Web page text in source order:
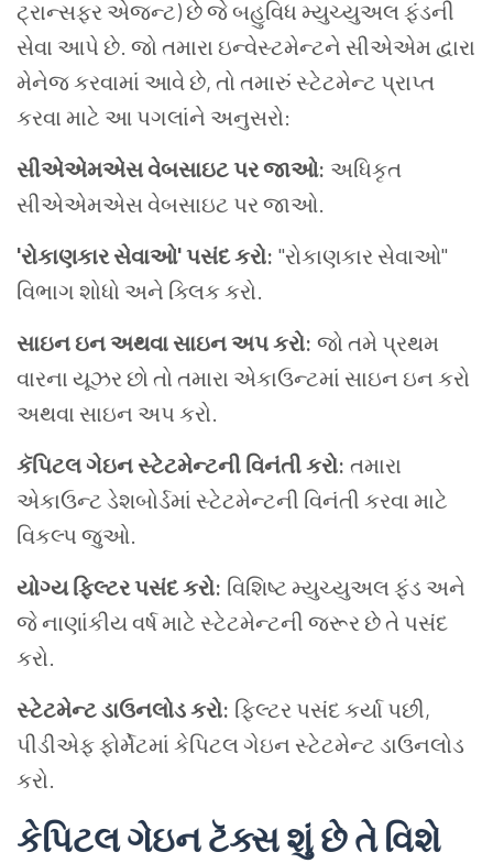
ટ્રાન્સફર એજન્ટ) છે જે બહુવિધ મ્યુચ્યુઅલ ફંડની
સેવા આપે છે. જો તમારા ઇન્વેસ્ટમેન્ટને સીએએમ દ્વારા
મેનેજ કરવામાં આવે છે, તો તમારું સ્ટેટમેન્ટ પ્રાપ્ત
કરવા માટે આ પગલાંને અનુસરો:
સીએએમએસ વેબસાઇટ પર જાઓ: અધિકૃત
સીએએમએસ વેબસાઇટ પર જાઓ.
'રોકાણકાર સેવાઓ' પસંદ કરો: "રોકાણકાર સેવાઓ"
વિભાગ શોધો અને ક્લિક કરો.
સાઇન ઇન અથવા સાઇન અપ કરો: જો તમે પ્રથમ
વારના યૂઝર છો તો તમારા એકાઉન્ટમાં સાઇન ઇન કરો
અથવા સાઇન અપ કરો.
કૅપિટલ ગેઇન સ્ટેટમેન્ટની વિનંતી કરો: તમારા
એકાઉન્ટ ડેશબોર્ડમાં સ્ટેટમેન્ટની વિનંતી કરવા માટે
વિકલ્પ જુઓ.
યોગ્ય ફિલ્ટર પસંદ કરો: વિશિષ્ટ મ્યુચ્યુઅલ ફંડ અને
જે નાણાંકીય વર્ષ માટે સ્ટેટમેન્ટની જરૂર છે તે પસંદ
કરો.
સ્ટેટમેન્ટ ડાઉનલોડ કરો: ફિલ્ટર પસંદ કર્યા પછી,
પીડીએફ ફોર્મેટમાં કેપિટલ ગેઇન સ્ટેટમેન્ટ ડાઉનલોડ
કરો.
કેપિટલ ગેઇન ટૅક્સ શું છે તે વિશે